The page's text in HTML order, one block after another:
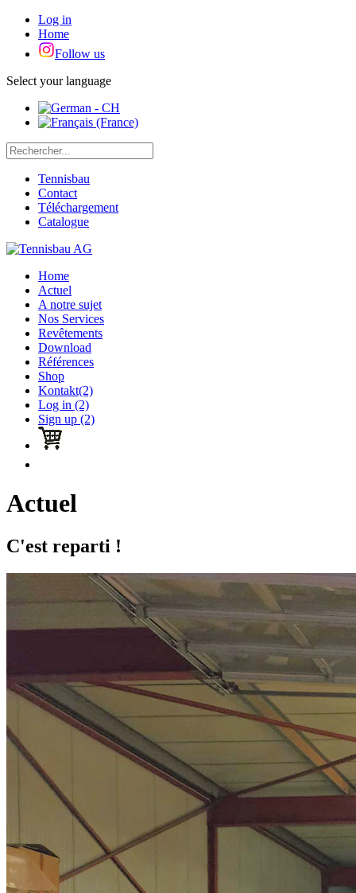
Log in
Home
Follow us
Select your language
Tennisbau
Contact
Téléchargement
Catalogue
Home
Actuel
A notre sujet
Nos Services
Revêtements
Download
Références
Shop
Kontakt(2)
Log in (2)
Sign up (2)
Actuel
C'est reparti !